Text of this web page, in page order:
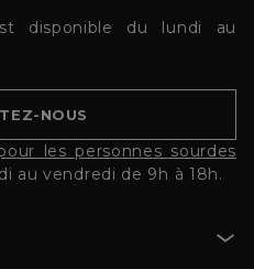
disponible du lundi au
NOUS
les personnes sourdes
au vendredi de 9h à 18h.